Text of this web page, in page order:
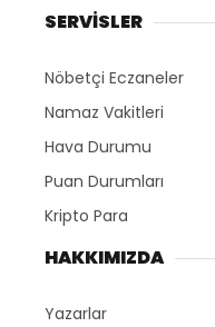
SERVİSLER
Nöbetçi Eczaneler
Namaz Vakitleri
Hava Durumu
Puan Durumları
Kripto Para
HAKKIMIZDA
Yazarlar